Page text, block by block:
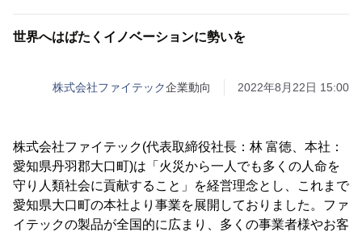
世界へはばたくイノベーションに勢いを
株式会社ファイテック企業動向 2022年8月22日 15:00
株式会社ファイテック(代表取締役社長：林 富徳、本社：
愛知県丹羽郡大口町)は「火災から一人でも多くの人命を
守り人類社会に貢献すること」を経営理念とし、これまで
愛知県大口町の本社より事業を展開しておりました。ファ
イテックの製品が全国的に広まり、多くの事業者様やお客